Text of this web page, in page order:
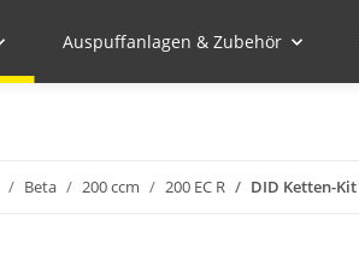
Auspuffanlagen & Zubehör
Beta 200 ccm 200 EC R DID Ketten-Kit